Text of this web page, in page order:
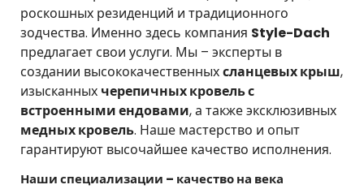
роскошных резиденций и традиционного
зодчества. Именно здесь компания Style-Dach
предлагает свои услуги. Мы – эксперты в
создании высококачественныхсланцевых крыш,
изысканных черепичных кровель с
встроенными ендовами, а также эксклюзивных
медных кровель. Наше мастерство и опыт
гарантируют высочайшее качество исполнения.
Наши специализации – качество на века